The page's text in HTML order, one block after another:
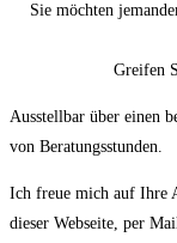
Sie möchten
Greifen
Ausstellbar über einen
von Beratungsstunden.
Ich freue mich auf Ihre
dieser Webseite, per